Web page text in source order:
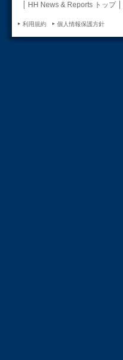
HH News & Reports トップ
利用規約 個人情報保護方針